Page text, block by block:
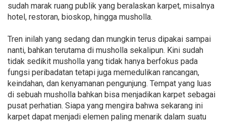
sudah marak ruang publik yang beralaskan karpet, misalnya
hotel, restoran, bioskop, hingga musholla.
Tren inilah yang sedang dan mungkin terus dipakai sampai
nanti, bahkan terutama di musholla sekalipun. Kini sudah
tidak sedikit musholla yang tidak hanya berfokus pada
fungsi peribadatan tetapi juga memedulikan rancangan,
keindahan, dan kenyamanan pengunjung. Tempat yang luas
di sebuah musholla bahkan bisa menjadikan karpet sebagai
pusat perhatian. Siapa yang mengira bahwa sekarang ini
karpet dapat menjadi elemen paling menarik dalam suatu